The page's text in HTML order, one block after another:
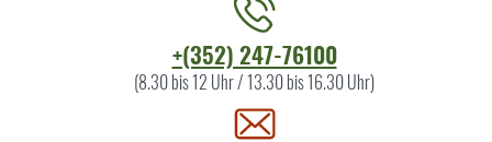
+(352) 247-76100
(8.30 bis 12 Uhr / 13.30 bis 16.30 Uhr)